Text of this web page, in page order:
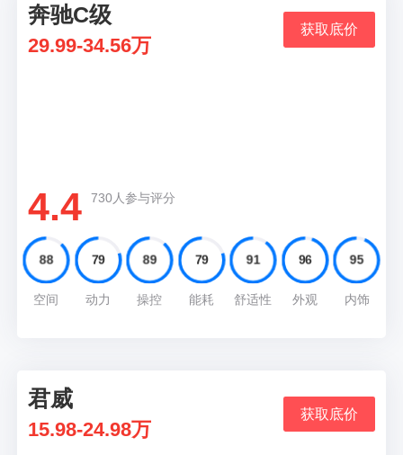
01
奔驰C级
29.99-34.56万
获取底价
4.4 730人参与评分
88
空间
79
动力
89
操控
79
能耗
91
舒适性
96
外观
95
内饰
02
君威
15.98-24.98万
获取底价